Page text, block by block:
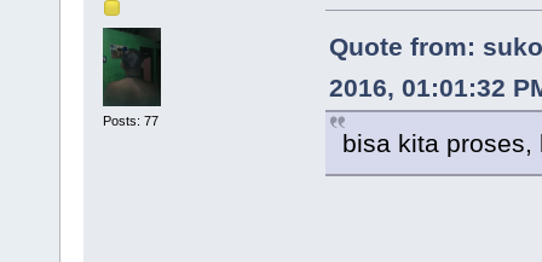
Posts: 77
Quote from:
2016, 01:01:32
bisa kita proses,